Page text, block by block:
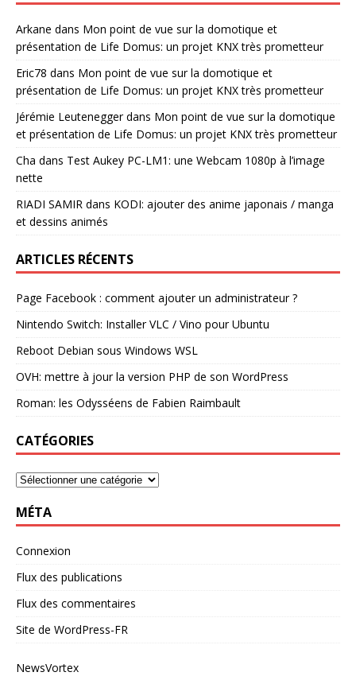
Arkane dans Mon point de vue sur la domotique et
présentation de Life Domus: un projet KNX très prometteur
Eric78 dans Mon point de vue sur la domotique et
présentation de Life Domus: un projet KNX très prometteur
Jérémie Leuteneggerdans Mon point de vue sur la domotique
et présentation de Life Domus: un projet KNX très prometteur
Cha dans Test Aukey PC-LM1: une Webcam 1080p à l’image
nette
RIADI SAMIR dans KODI: ajouter des anime japonais / manga
et dessins animés
ARTICLES RÉCENTS
Page Facebook : comment ajouter un administrateur ?
Nintendo Switch: Installer VLC / Vino pour Ubuntu
Reboot Debian sous Windows WSL
OVH: mettre à jour la version PHP de son WordPress
Roman: les Odysséens de Fabien Raimbault
CATÉGORIES
MÉTA
Connexion
Flux des publications
Flux des commentaires
Site de WordPress-FR
NewsVortex